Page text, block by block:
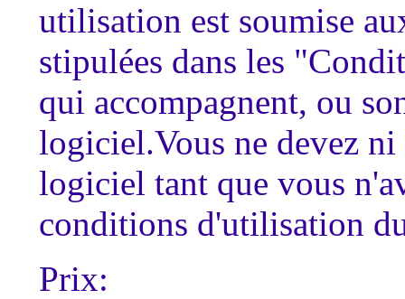
utilisation est soumise
stipulées dans les
qui accompagnent, ou
logiciel.Vous ne devez
logiciel tant que vous
conditions d'utilisation
Prix: